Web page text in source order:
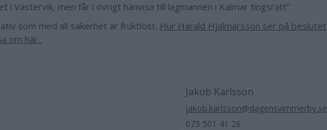
i Västervik, men får i övrigt hänvisa till lagmannen i Kalmar tingsrätt”.
som med all säkerhet är fruktlöst. Hur Harald Hjalmarsson ser på beslutet
om här.
Jakob Karlsson
jakob.karlsson@dagensvimmerby.se
073 501 41 26